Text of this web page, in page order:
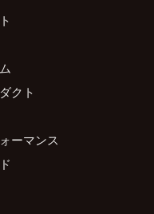
クト
ーマンス